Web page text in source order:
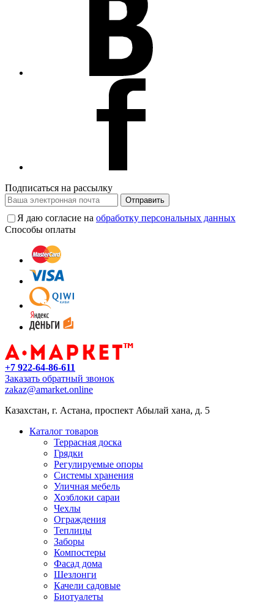
Подписаться на рассылку
Отправить
Я даю согласие на обработку персональных данных
Способы оплаты
+7 922-64-86-611
Заказать обратный звонок
zakaz@amarket.online
Казахстан, г. Астана, проспект Абылай хана, д. 5
Каталог товаров
Террасная доска
Грядки
Регулируемые опоры
Системы хранения
Уличная мебель
Хозблоки сараи
Чехлы
Ограждения
Теплицы
Заборы
Компостеры
Фасад дома
Шезлонги
Качели садовые
Биотуалеты